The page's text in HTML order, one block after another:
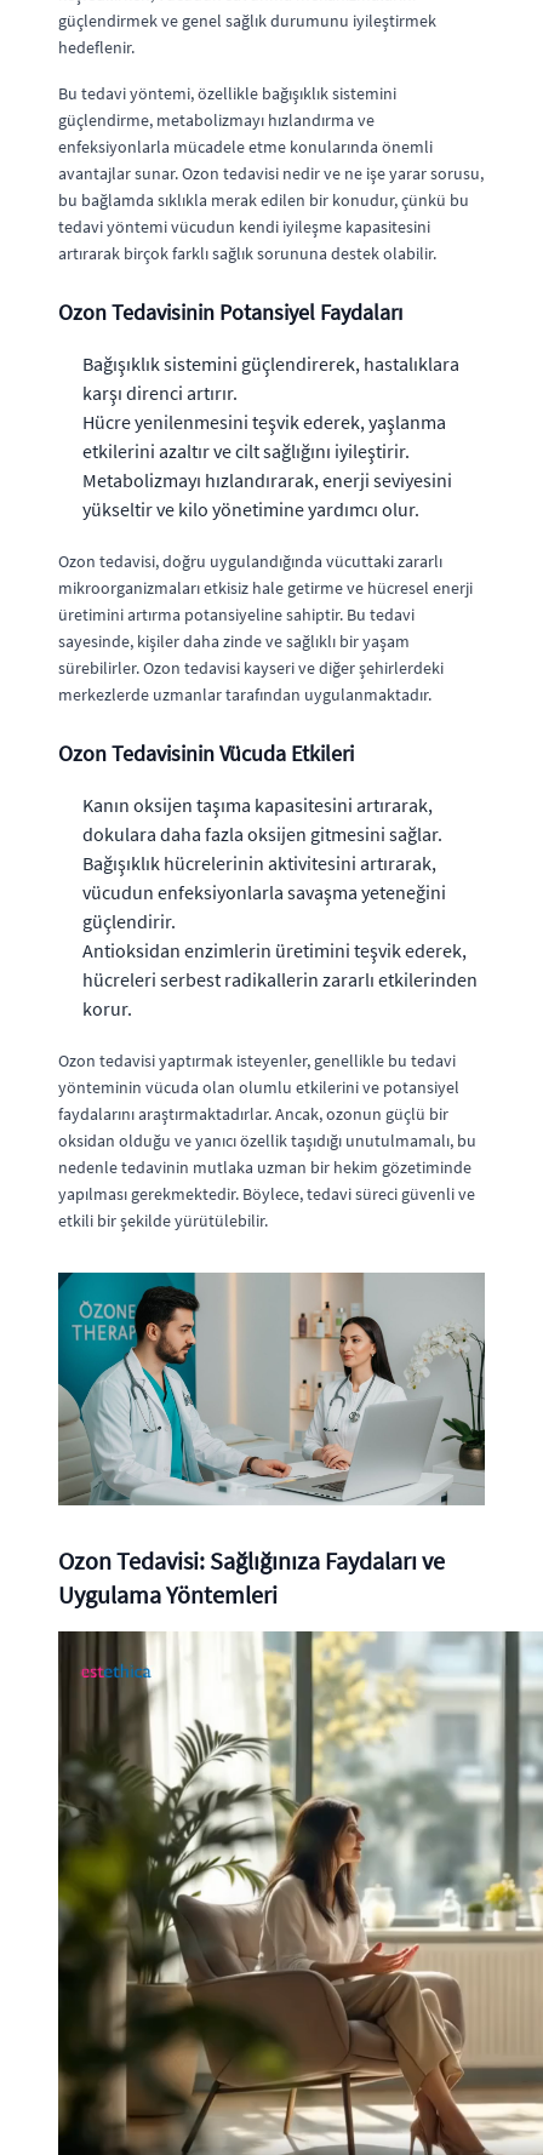
güçlendirmek ve genel sağlık durumunu iyileştirmek
hedeflenir.
Bu tedavi yöntemi, özellikle bağışıklık sistemini
güçlendirme, metabolizmayı hızlandırma ve
enfeksiyonlarla mücadele etme konularında önemli
avantajlar sunar. Ozon tedavisi nedir ve ne işe yarar sorusu,
bu bağlamda sıklıkla merak edilen bir konudur, çünkü bu
tedavi yöntemi vücudun kendi iyileşme kapasitesini
artırarak birçok farklı sağlık sorununa destek olabilir.
Ozon Tedavisinin Potansiyel Faydaları
Bağışıklık sistemini güçlendirerek, hastalıklara
karşı direnci artırır.
Hücre yenilenmesini teşvik ederek, yaşlanma
etkilerini azaltır ve cilt sağlığını iyileştirir.
Metabolizmayı hızlandırarak, enerji seviyesini
yükseltir ve kilo yönetimine yardımcı olur.
Ozon tedavisi, doğru uygulandığında vücuttaki zararlı
mikroorganizmaları etkisiz hale getirme ve hücresel enerji
üretimini artırma potansiyeline sahiptir. Bu tedavi
sayesinde, kişiler daha zinde ve sağlıklı bir yaşam
sürebilirler. Ozon tedavisi kayseri ve diğer şehirlerdeki
merkezlerde uzmanlar tarafından uygulanmaktadır.
Ozon Tedavisinin Vücuda Etkileri
Kanın oksijen taşıma kapasitesini artırarak,
dokulara daha fazla oksijen gitmesini sağlar.
Bağışıklık hücrelerinin aktivitesini artırarak,
vücudun enfeksiyonlarla savaşma yeteneğini
güçlendirir.
Antioksidan enzimlerin üretimini teşvik ederek,
hücreleri serbest radikallerin zararlı etkilerinden
korur.
Ozon tedavisi yaptırmak isteyenler, genellikle bu tedavi
yönteminin vücuda olan olumlu etkilerini ve potansiyel
faydalarını araştırmaktadırlar. Ancak, ozonun güçlü bir
oksidan olduğu ve yanıcı özellik taşıdığı unutulmamalı, bu
nedenle tedavinin mutlaka uzman bir hekim gözetiminde
yapılması gerekmektedir. Böylece, tedavi süreci güvenli ve
etkili bir şekilde yürütülebilir.
Ozon Tedavisi: Sağlığınıza Faydaları ve
Uygulama Yöntemleri